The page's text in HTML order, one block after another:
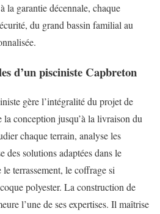
la garantie décennale, chaque
du grand bassin familial au
d’un pisciniste Capbreton
gère l’intégralité du projet de
conception jusqu’à la livraison du
chaque terrain, analyse les
des solutions adaptées dans le
terrassement, le coffrage si
polyester. La construction de
l’une de ses expertises. Il maîtrise